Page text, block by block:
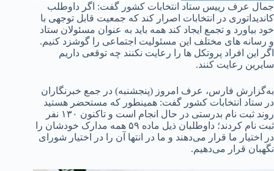
جمال عرف رییس ستاد انتخابات کشور گفت: اگر داوطلب
کاندیداتوری در انتخابات اصرار کند که جمعیت قابل توجهی با
خود بیاورد و تجمع ایجاد کند همه باید به عنوان مسئولان ستاد
و رسانه های مختلف این مسئولیت اجتماعی را گوشزد کنیم.
اگر این افراد پروتکل ها را رعایت نکنند چه توقعی داریم
سایرین رعایت کنند.
به‌گزارش فارس، عرف امروز (پنجشنبه) در جمع خبرنگاران
در ستاد انتخابات کشور گفت: همینطور که مستحضر هستید
روند ثبت نام بدرستی در حال انجام است و تاکنون ۱۳۰ نفر
ثبت نام کردند؛ داوطلبان ذیل ماده ۵۹ همه مدارک خودشان را
در اختیار ما قرار می‌دهند و ما در انتها آن را در اختیار شورای
نگهبان قرار می‌دهیم.